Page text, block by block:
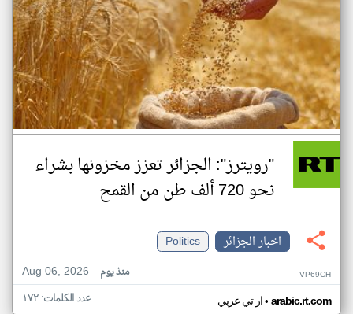
"رويترز": الجزائر تعزز مخزونها بشراء
نحو 720 ألف طن من القمح
اخبار الجزائر
Politics
Aug 06, 2026
منذ يوم VP69CH
ار تي عربي• arabic.rt.com عدد الكلمات: ١٧٢